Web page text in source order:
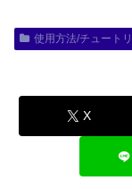
使用方法/チュート
X